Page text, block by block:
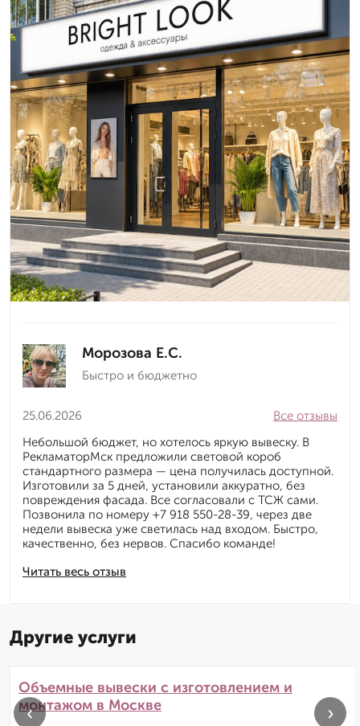
Морозова Е.С.
Быстро и бюджетно
25.06.2026
Читать весь отзыв
Все отзывы
Небольшой бюджет, но хотелось яркую вывеску. В
РекламаторМск предложили световой короб
стандартного размера — цена получилась доступной.
Изготовили за 5 дней, установили аккуратно, без
повреждения фасада. Все согласовали с ТСЖ сами.
Позвонила по номеру +7 918 550-28-39, через две
недели вывеска уже светилась над входом. Быстро,
качественно, без нервов. Спасибо команде!
Другие услуги
Объемные вывески с изготовлением и
монтажом в Москве
‹ ›